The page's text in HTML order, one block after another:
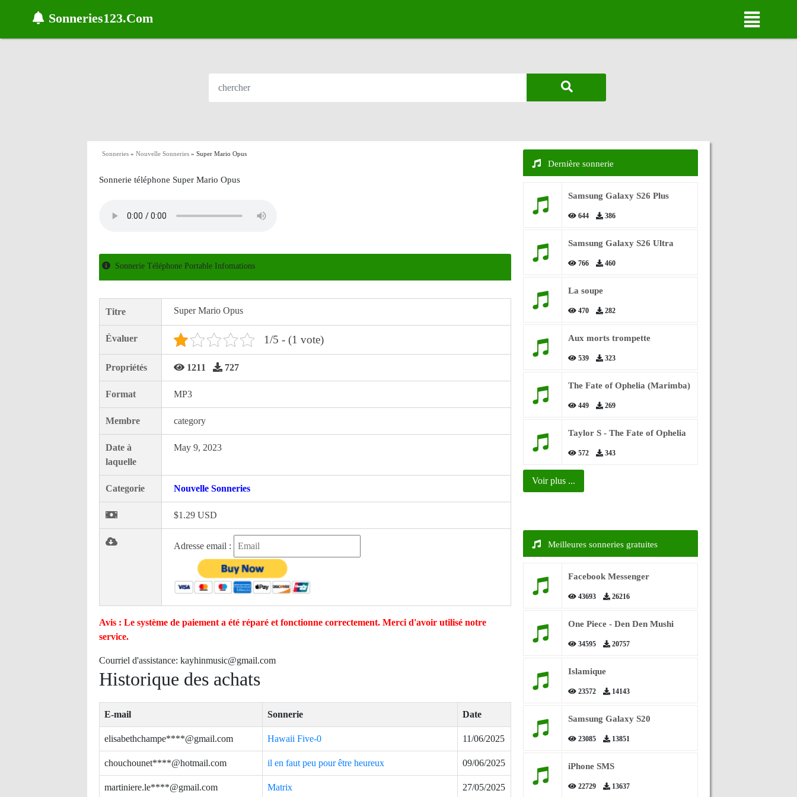
Sonneries123.Com
Sonneries » Nouvelle Sonneries » Super Mario Opus
Sonnerie téléphone Super Mario Opus
Sonnerie Téléphone Portable Infomations
Titre Super Mario Opus
Évaluer 1/5 - (1 vote)
Propriétés 1211 727
Format MP3
Membre category
Date à
laquelle
May 9, 2023
Categorie Nouvelle Sonneries
$1.29 USD
Adresse email :
Avis : Le système de paiement a été réparé et fonctionne correctement. Merci d'avoir utilisé notre
service.
Courriel d'assistance: kayhinmusic@gmail.com
Historique des achats
E-mail Sonnerie Date
elisabethchampe****@gmail.com Hawaii Five-0 11/06/2025
chouchounet****@hotmail.com il en faut peu pour être heureux 09/06/2025
martiniere.le****@gmail.com Matrix 27/05/2025
Dernière sonnerie
Samsung Galaxy S26 Plus
644 386
Samsung Galaxy S26 Ultra
766 460
La soupe
470 282
Aux morts trompette
539 323
The Fate of Ophelia (Marimba)
449 269
Taylor S - The Fate of Ophelia
572 343
Voir plus ...
Meilleures sonneries gratuites
Facebook Messenger
43693 26216
One Piece - Den Den Mushi
34595 20757
Islamique
23572 14143
Samsung Galaxy S20
23085 13851
iPhone SMS
22729 13637